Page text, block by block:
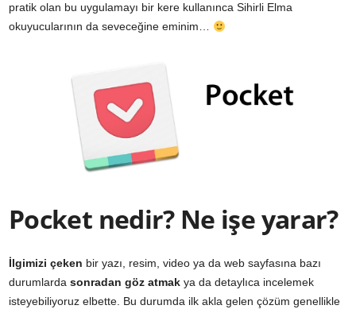
pratik olan bu uygulamayı bir kere kullanınca Sihirli Elma
okuyucularının da seveceğine eminim…
Pocket nedir? Ne işe yarar?
İlgimizi çeken bir yazı, resim, video ya da web sayfasına bazı
durumlarda sonradan göz atmak ya da detaylıca incelemek
isteyebiliyoruz elbette. Bu durumda ilk akla gelen çözüm genellikle